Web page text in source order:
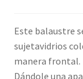
Este balaustre
sujetavidrios
manera frontal.
Dándole una